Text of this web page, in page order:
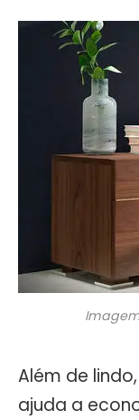
Além de
ajuda a